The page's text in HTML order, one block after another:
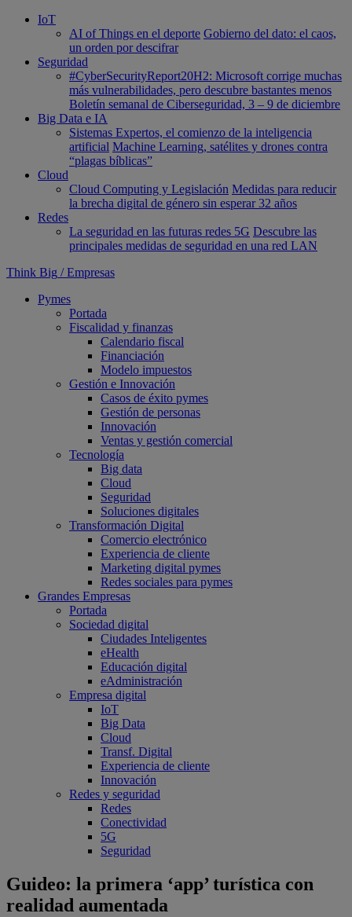
IoT
AI of Things en el deporte Gobierno del dato: el caos,
un orden por descifrar
Seguridad
#CyberSecurityReport20H2: Microsoft corrige muchas
más vulnerabilidades, pero descubre bastantes menos
Boletín semanal de Ciberseguridad, 3 – 9 de diciembre
Big Data e IA
Sistemas Expertos, el comienzo de la inteligencia
artificial Machine Learning, satélites y drones contra
“plagas bíblicas”
Cloud
Cloud Computing y Legislación Medidas para reducir
la brecha digital de género sin esperar 32 años
Redes
La seguridad en las futuras redes 5G Descubre las
principales medidas de seguridad en una red LAN
Think Big / Empresas
Pymes
Portada
Fiscalidad y finanzas
Calendario fiscal
Financiación
Modelo impuestos
Gestión e Innovación
Casos de éxito pymes
Gestión de personas
Innovación
Ventas y gestión comercial
Tecnología
Big data
Cloud
Seguridad
Soluciones digitales
Transformación Digital
Comercio electrónico
Experiencia de cliente
Marketing digital pymes
Redes sociales para pymes
Grandes Empresas
Portada
Sociedad digital
Ciudades Inteligentes
eHealth
Educación digital
eAdministración
Empresa digital
IoT
Big Data
Cloud
Transf. Digital
Experiencia de cliente
Innovación
Redes y seguridad
Redes
Conectividad
5G
Seguridad
Guideo: la primera ‘app’ turística con
realidad aumentada